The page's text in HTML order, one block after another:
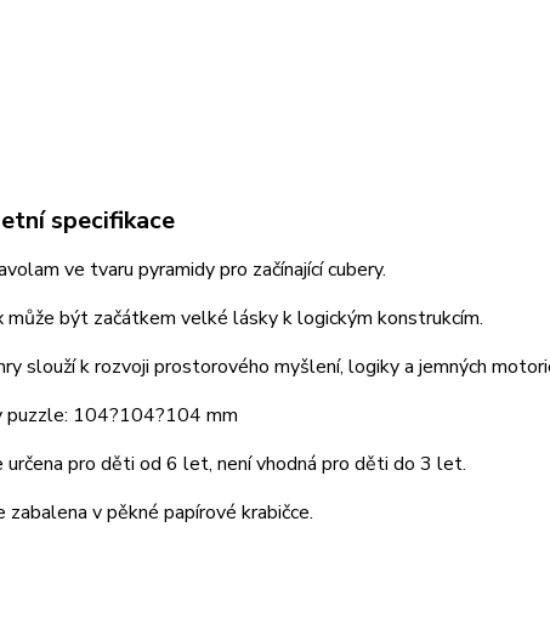
specifikace
ve tvaru pyramidy pro začínající cubery.
může být začátkem velké lásky k logickým konstrukcím.
slouží k rozvoji prostorového myšlení, logiky a jemných
puzzle: 104?104?104 mm
určena pro děti od 6 let, není vhodná pro děti do 3 let.
zabalena v pěkné papírové krabičce.